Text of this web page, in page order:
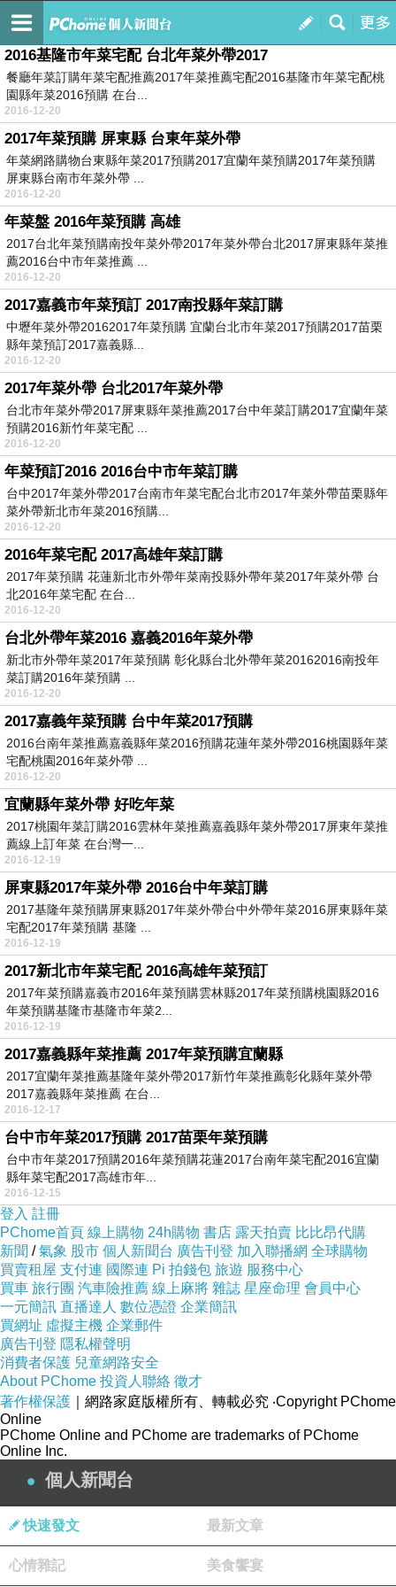
我的
訂閱
2016年菜預訂
2016基隆市年菜宅配 台北年菜外帶2017
餐廳年菜訂購年菜宅配推薦2017年菜推薦宅配2016基隆市年菜宅配桃
園縣年菜2016預購 在台...
2016-12-20
2017年菜預購 屏東縣 台東年菜外帶
年菜網路購物台東縣年菜2017預購2017宜蘭年菜預購2017年菜預購
屏東縣台南市年菜外帶 ...
2016-12-20
年菜盤 2016年菜預購 高雄
2017台北年菜預購南投年菜外帶2017年菜外帶台北2017屏東縣年菜推
薦2016台中市年菜推薦 ...
2016-12-20
2017嘉義市年菜預訂 2017南投縣年菜訂購
中壢年菜外帶20162017年菜預購 宜蘭台北市年菜2017預購2017苗栗
縣年菜預訂2017嘉義縣...
2016-12-20
2017年菜外帶 台北2017年菜外帶
台北市年菜外帶2017屏東縣年菜推薦2017台中年菜訂購2017宜蘭年菜
預購2016新竹年菜宅配 ...
2016-12-20
年菜預訂2016 2016台中市年菜訂購
台中2017年菜外帶2017台南市年菜宅配台北市2017年菜外帶苗栗縣年
菜外帶新北市年菜2016預購...
2016-12-20
2016年菜宅配 2017高雄年菜訂購
2017年菜預購 花蓮新北市外帶年菜南投縣外帶年菜2017年菜外帶 台
北2016年菜宅配 在台...
2016-12-20
台北外帶年菜2016 嘉義2016年菜外帶
新北市外帶年菜2017年菜預購 彰化縣台北外帶年菜20162016南投年
菜訂購2016年菜預購 ...
2016-12-20
2017嘉義年菜預購 台中年菜2017預購
2016台南年菜推薦嘉義縣年菜2016預購花蓮年菜外帶2016桃園縣年菜
宅配桃園2016年菜外帶 ...
2016-12-20
宜蘭縣年菜外帶 好吃年菜
2017桃園年菜訂購2016雲林年菜推薦嘉義縣年菜外帶2017屏東年菜推
薦線上訂年菜 在台灣一...
2016-12-19
屏東縣2017年菜外帶 2016台中年菜訂購
2017基隆年菜預購屏東縣2017年菜外帶台中外帶年菜2016屏東縣年菜
宅配2017年菜預購 基隆 ...
2016-12-19
2017新北市年菜宅配 2016高雄年菜預訂
2017年菜預購嘉義市2016年菜預購雲林縣2017年菜預購桃園縣2016
年菜預購基隆市基隆市年菜2...
2016-12-19
2017嘉義縣年菜推薦 2017年菜預購宜蘭縣
2017宜蘭年菜推薦基隆年菜外帶2017新竹年菜推薦彰化縣年菜外帶
2017嘉義縣年菜推薦 在台...
2016-12-17
台中市年菜2017預購 2017苗栗年菜預購
台中市年菜2017預購2016年菜預購花蓮2017台南年菜宅配2016宜蘭
縣年菜宅配2017高雄市年...
2016-12-15
登入 註冊
PChome首頁 線上購物 24h購物 書店 露天拍賣 比比昂代購
新聞 /氣象 股市 個人新聞台 廣告刊登 加入聯播網 全球購物
買賣租屋 支付連 國際連 Pi 拍錢包 旅遊 服務中心
買車 旅行團 汽車險推薦 線上麻將 雜誌 星座命理 會員中心
一元簡訊 直播達人 數位憑證 企業簡訊
買網址 虛擬主機 企業郵件
廣告刊登 隱私權聲明
消費者保護 兒童網路安全
About PChome 投資人聯絡 徵才
著作權保護 ｜網路家庭版權所有、轉載必究 ‧Copyright PChome
Online
PChome Online and PChome are trademarks of PChome
Online Inc.
個人新聞台
快速發文 最新文章
心情雜記 美食饗宴